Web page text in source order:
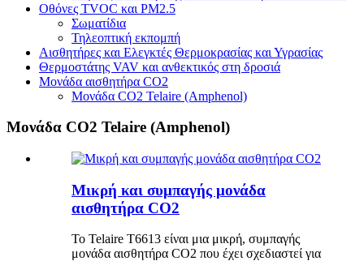
Οθόνες TVOC και PM2.5
Σωματίδια
Τηλεοπτική εκπομπή
Αισθητήρες και Ελεγκτές Θερμοκρασίας και Υγρασίας
Θερμοστάτης VAV και ανθεκτικός στη δροσιά
Μονάδα αισθητήρα CO2
Μονάδα CO2 Telaire (Amphenol)
Μονάδα CO2 Telaire (Amphenol)
Μικρή και συμπαγής μονάδα
αισθητήρα CO2
Το Telaire T6613 είναι μια μικρή, συμπαγής
μονάδα αισθητήρα CO2 που έχει σχεδιαστεί για